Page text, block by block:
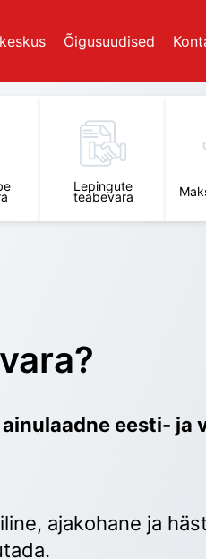
Õigusuudised
Lepingute
teabevara
eesti- ja
ajakohane ja